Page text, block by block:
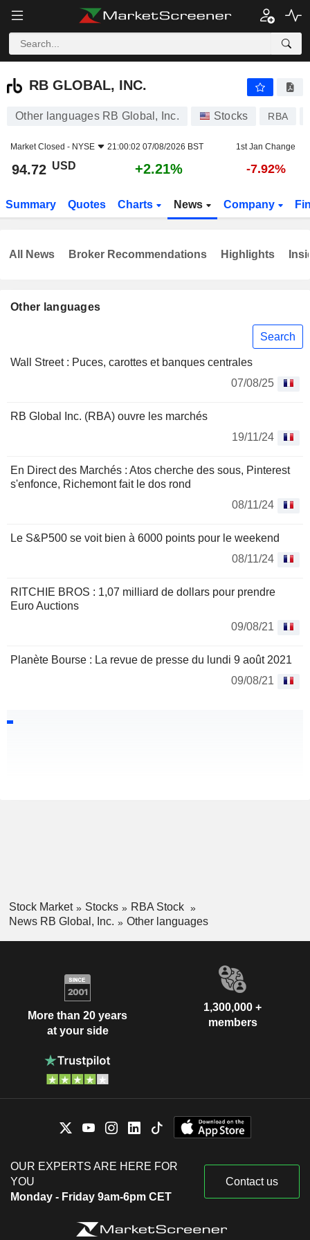
RB GLOBAL, INC.
RB GLOBAL, INC.
Other languages RB Global, Inc. Stocks RBA
Market Closed - NYSE 21:00:02 07/08/2026 BST 1st Jan Change
94.72 USD +2.21% -7.92%
Summary Quotes Charts News Company
Other languages
Search
Wall Street : Puces, carottes et banques centrales
07/08/25
RB Global Inc. (RBA) ouvre les marchés
19/11/24
En Direct des Marchés : Atos cherche des sous, Pinterest
s'enfonce, Richemont fait le dos rond
08/11/24
Le S&P500 se voit bien à 6000 points pour le weekend
08/11/24
RITCHIE BROS : 1,07 milliard de dollars pour prendre
Euro Auctions
09/08/21
Planète Bourse : La revue de presse du lundi 9 août 2021
09/08/21
All News Broker Recommendations Highlights
Stock Market Stocks
RBA Stock
News RB Global, Inc.
Other languages
More than 20 years
at your side
1,300,000 +
members
OUR EXPERTS ARE HERE FOR
YOU
Monday - Friday 9am-6pm CET
Contact us